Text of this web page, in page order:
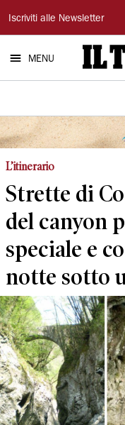
Il
Tirreno
Iscriviti alle Newsletter
MENU
L’itinerario
Strette di
del canyon
speciale e
notte sotto